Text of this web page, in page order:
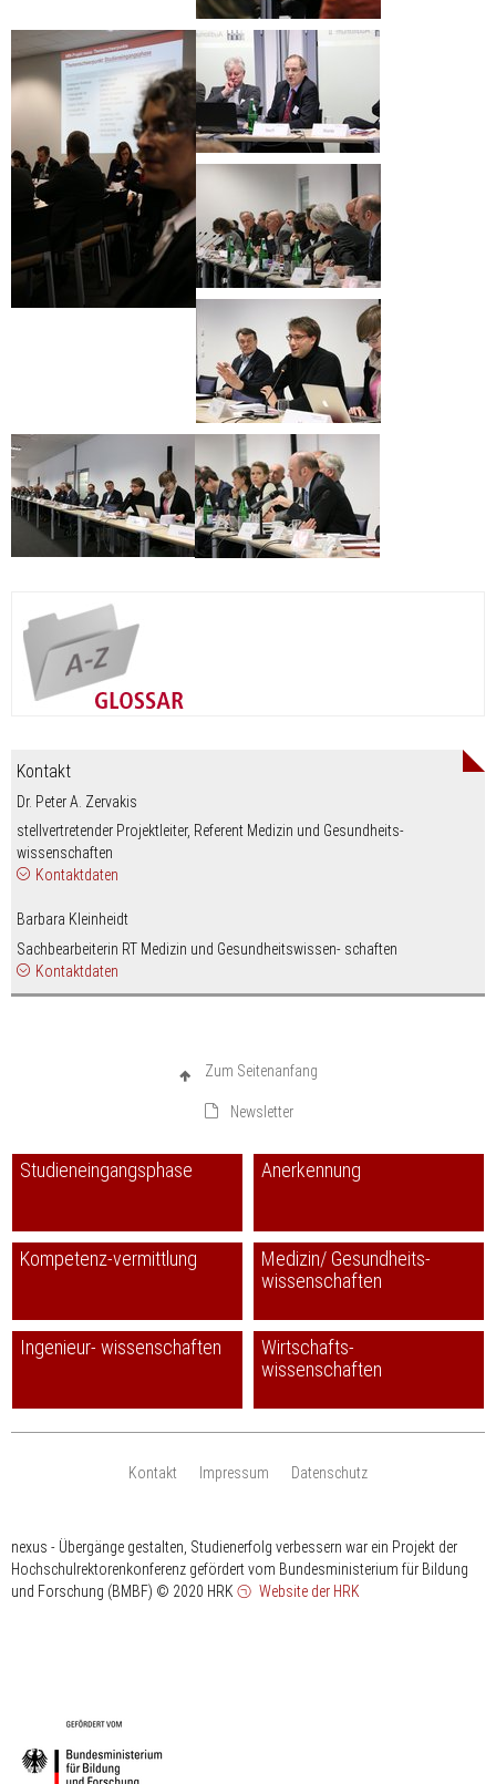
Kontakt
Dr. Peter A. Zervakis
stellvertretender Projektleiter, Referent Medizin und Gesundheits­
wissenschaften
zervakis
nospam-
hrk.de
0049/(0)228/887-190
Kontaktdaten
Barbara Kleinheidt
Sachbearbeiterin RT Medizin und Gesundheitswissen- schaften
kleinheidt
nospam-
hrk.de
Kontaktdaten
Zum Seitenanfang
Newsletter
Studieneingangsphase Anerkennung
Kompetenz-vermittlung
Medizin/ Gesundheits-
wissenschaften
Ingenieur- wissenschaften
Wirtschafts-
wissenschaften
Kontakt Impressum Datenschutz
nexus - Übergänge gestalten, Studienerfolg verbessern war ein Projekt der
Hochschulrektorenkonferenz gefördert vom Bundesministerium für Bildung
und Forschung (BMBF) © 2020 HRK Website der HRK